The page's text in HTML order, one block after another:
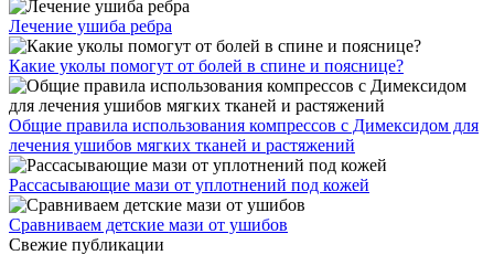
Лечение ушиба ребра
Какие уколы помогут от болей в спине и пояснице?
Общие правила использования компрессов с Димексидом для
лечения ушибов мягких тканей и растяжений
Рассасывающие мази от уплотнений под кожей
Сравниваем детские мази от ушибов
Свежие публикации